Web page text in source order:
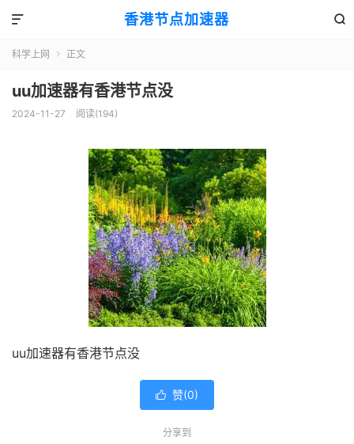
香港节点加速器 

科学上网  正文
uu加速器有香港节点没
2024-11-27 阅读(194)
uu加速器有香港节点没
 赞(0)
分享到